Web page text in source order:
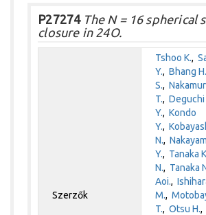
P27274The N = 16 spherical
closure in 24O.
Szerzők
Tshoo K.,
Y.,Bhang
S.,
T.,Deguchi
Y.,Kondo
Y.,
N.,
Y., Tanaka
N., Tanaka
Aoi.,
M.,
T.,Otsu H.